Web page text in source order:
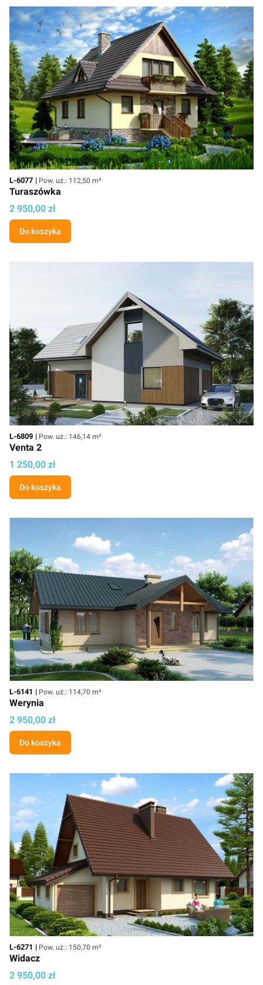
Kod
L-6077 Powierzchnia użytkowa
Pow. uż.: 112,50 m²
Turaszówka
Cena
2 950,00 zł
Do koszyka
Kod
L-6809 Powierzchnia użytkowa
Pow. uż.: 146,14 m²
Venta 2
Cena projektu
1 250,00 zł
Do koszyka
Kod
L-6141 Powierzchnia użytkowa
Pow. uż.: 114,70 m²
Werynia
Cena
2 950,00 zł
Do koszyka
Kod
L-6271 Powierzchnia użytkowa
Pow. uż.: 150,70 m²
Widacz
Cena
2 950,00 zł